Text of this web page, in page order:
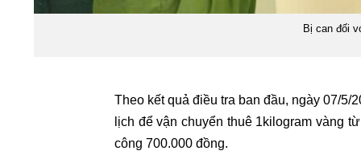
Bị can đối
Theo kết quả điều tra ban đầu, ngày 07/
lịch để vận chuyển thuê 1kilogram vàng
công 700.000 đồng.